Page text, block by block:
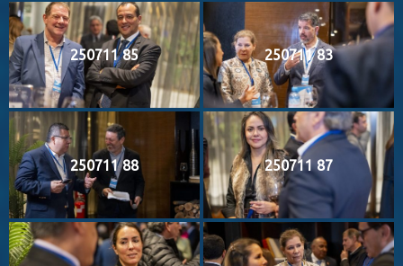
250711 85 250711 83
250711 88 250711 87